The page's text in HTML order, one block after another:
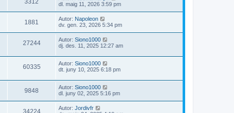
3312
dl. maig 11, 2026 3:59 pm
1881 Autor: Napoleon
dv. gen. 23, 2026 5:34 pm
27244 Autor: Siono1000
dj. des. 11, 2025 12:27 am
60335 Autor: Siono1000
dt. juny 10, 2025 6:18 pm
9848 Autor: Siono1000
dl. juny 02, 2025 5:16 pm
34224 Autor: Jordivfr